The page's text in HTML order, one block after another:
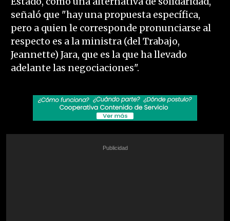
señaló que "hay una propuesta específica,
pero a quien le corresponde pronunciarse al
respecto es a la ministra (del Trabajo,
Jeannette) Jara, que es la que ha llevado
adelante las negociaciones".